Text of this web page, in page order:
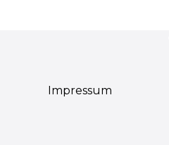
Impressum